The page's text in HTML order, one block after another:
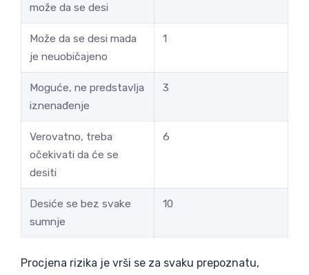
može da se desi
Može da se desi mada
je neuobičajeno
1
Moguće, ne predstavlja
iznenađenje
3
Verovatno, treba
očekivati da će se
desiti
6
Desiće se bez svake
sumnje
10
Procjena rizika je vrši se za svaku prepoznatu,